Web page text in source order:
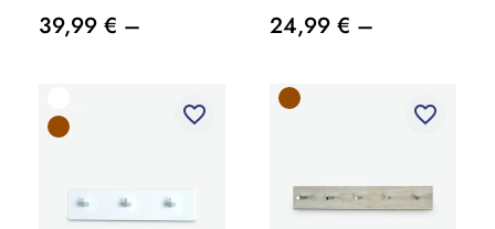
39,99 € – 24,99 € –
favorite_border favorite_border